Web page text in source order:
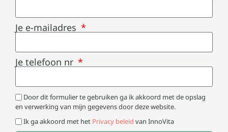
Je e-mailadres
Je telefoon nr
Door dit formulier te gebruiken ga ik akkoord met de opslag
en verwerking van mijn gegevens door deze website.
Ik ga akkoord met het Privacy beleid van InnoVita